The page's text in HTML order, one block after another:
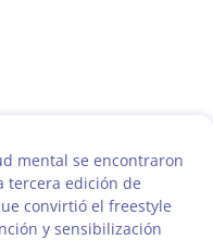
mental se encontraron
tercera edición de
convirtió el freestyle
y sensibilización